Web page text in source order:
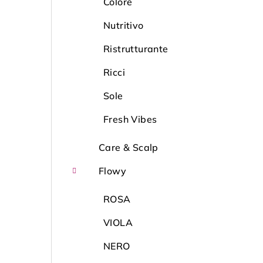
Nutritivo
Ristrutturante
Ricci
Sole
Fresh Vibes
Care & Scalp
Flowy
ROSA
VIOLA
NERO